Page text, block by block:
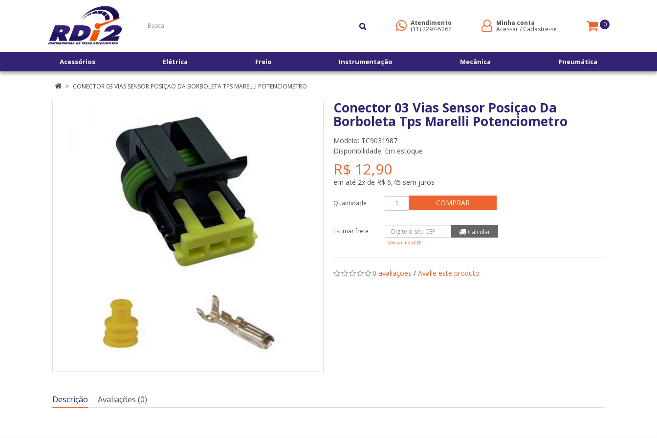
Atendimento
(11) 2297-5262
Minha conta
Acessar/ Cadastre-se
0
Acessórios Elétrica Freio Instrumentação Mecânica Pneumática
CONECTOR 03 VIAS SENSOR POSIÇAO DA BORBOLETA TPS MARELLI POTENCIOMETRO
Conector 03 Vias Sensor Posiçao Da
Borboleta Tps Marelli Potenciometro
Modelo: TC9031987
Disponibilidade: Em estoque
R$ 12,90
em até 2x de R$ 6,45 sem juros
Quantidade COMPRAR
Não sei meu CEP
0 avaliações / Avalie este produto
Descrição Avaliações (0)